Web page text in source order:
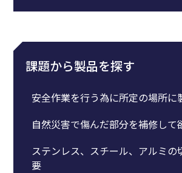
課題から製品を探す
安全作業を行う為に所定の場所に
自然災害で傷んだ部分を補修して
ステンレス、スチール、アルミの
要